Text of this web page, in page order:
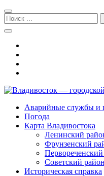
Перейти
к
навигации
Перейти
к
содержимому
Поиск:
Владивосток — городской
Аварийные службы и
Погода
Карта Владивостока
Ленинский
Фрунзенский
Советский
Историческая справка